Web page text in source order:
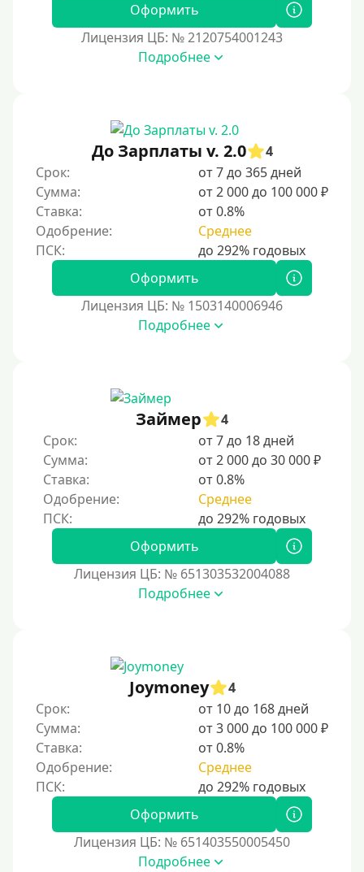
Чтобы улучшить кредитную историю, важно
своевременно погашать долги, избегать просрочек и
регулярно проверять кредитный отчет. Также можно
воспользоваться кредитными картами с небольшим
Для закрытия прочих кредитных обязательств
До зарплаты
Для ИП
Для бизнеса
Документы
По водительскому удостоверению
Без СНИЛСа
По паспорту
Без паспорта
По фото
Без подтверждения дохода
Без справок и поручителей
Под 1 %
С пролонгацией (продлением)
Под высокий процент
Без комиссии
В рассрочку
С ежемесячным платежом
Оформить
Лицензия ЦБ: № 2120754001243
Подробнее
До Зарплаты v. 2.0
4
Срок:
от 7 до 365 дней
Сумма:
от 2 000 до 100 000 ₽
Ставка:
от 0.8%
Одобрение:
Среднее
Оформить
Лицензия ЦБ: № 1503140006946
Подробнее
Займер
4
Срок:
от 7 до 18 дней
Сумма:
от 2 000 до 30 000 ₽
Ставка:
от 0.8%
Одобрение:
Среднее
Оформить
Лицензия ЦБ: № 651303532004088
Подробнее
Joymoney
4
Срок:
от 10 до 168 дней
Сумма:
от 3 000 до 100 000 ₽
Ставка:
от 0.8%
Одобрение:
Среднее
Оформить
Лицензия ЦБ: № 651403550005450
Подробнее